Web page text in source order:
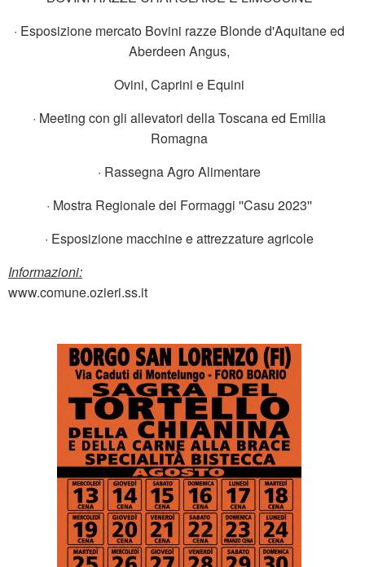
· Esposizione mercato Bovini razze Blonde d'Aquitane ed
Aberdeen Angus,
Ovini, Caprini e Equini
· Meeting con gli allevatori della Toscana ed Emilia
Romagna
· Rassegna Agro Alimentare
· Mostra Regionale dei Formaggi ''Casu 2023''
· Esposizione macchine e attrezzature agricole
Informazioni:
www.comune.ozieri.ss.it